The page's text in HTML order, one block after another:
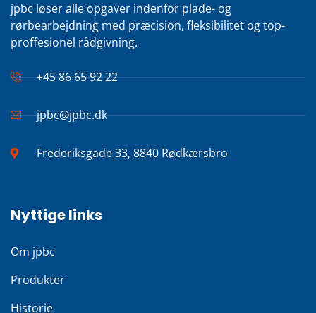
jpbc løser alle opgaver indenfor plade- og
rørbearbejdning med præcision, fleksibilitet og top-
proffesionel rådgivning.
+45 86 65 92 22
jpbc@jpbc.dk
Frederiksgade 33, 8840 Rødkærsbro
Nyttige links
Om jpbc
Produkter
Historie